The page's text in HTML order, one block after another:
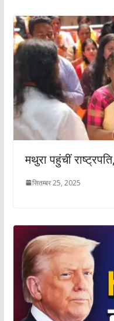
मथुरा पहुंचीं
सितम्बर 25, 2025